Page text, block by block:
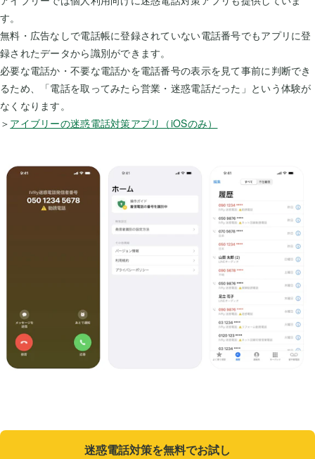
す。
無料・広告なしで電話帳に登録されていない電話番号でもアプリに登
録されたデータから識別ができます。
必要な電話か・不要な電話かを電話番号の表示を見て事前に判断でき
るため、「電話を取ってみたら営業・迷惑電話だった」という体験が
なくなります。
＞ アイブリーの迷惑電話対策アプリ（iOSのみ）
迷惑電話対策を無料でお試し